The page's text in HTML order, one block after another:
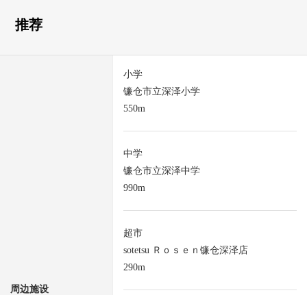
推荐
周边施设
小学
镰仓市立深泽小学
550m
中学
镰仓市立深泽中学
990m
超市
sotetsu Ｒｏｓｅｎ镰仓深泽店
290m